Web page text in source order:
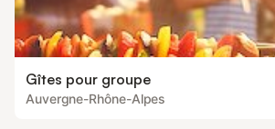
Gîtes pour groupe
Auvergne-Rhône-Alpes